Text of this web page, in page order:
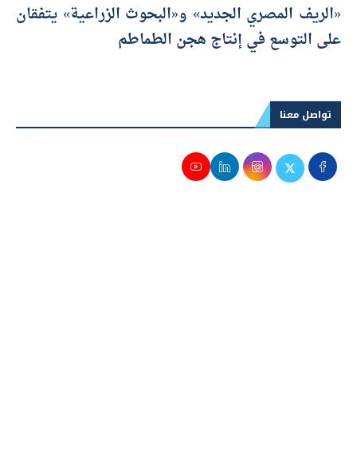
«الريف المصري الجديد» و«البحوث الزراعية» يتفقان
على التوسع في إنتاج هجن الطماطم
تواصل معنا